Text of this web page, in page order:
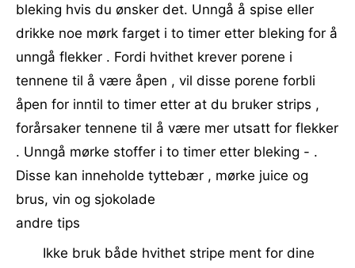
bleking hvis du ønsker det. Unngå å spise eller
drikke noe mørk farget i to timer etter bleking for å
unngå flekker . Fordi hvithet krever porene i
tennene til å være åpen , vil disse porene forbli
åpen for inntil to timer etter at du bruker strips ,
forårsaker tennene til å være mer utsatt for flekker
. Unngå mørke stoffer i to timer etter bleking - .
Disse kan inneholde tyttebær , mørke juice og
brus, vin og sjokolade
andre tips
Ikke bruk både hvithet stripe ment for dine